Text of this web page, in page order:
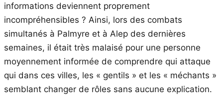
informations deviennent proprement
incompréhensibles ? Ainsi, lors des combats
simultanés à Palmyre et à Alep des dernières
semaines, il était très malaisé pour une personne
moyennement informée de comprendre qui attaque
qui dans ces villes, les « gentils » et les « méchants »
semblant changer de rôles sans aucune explication.